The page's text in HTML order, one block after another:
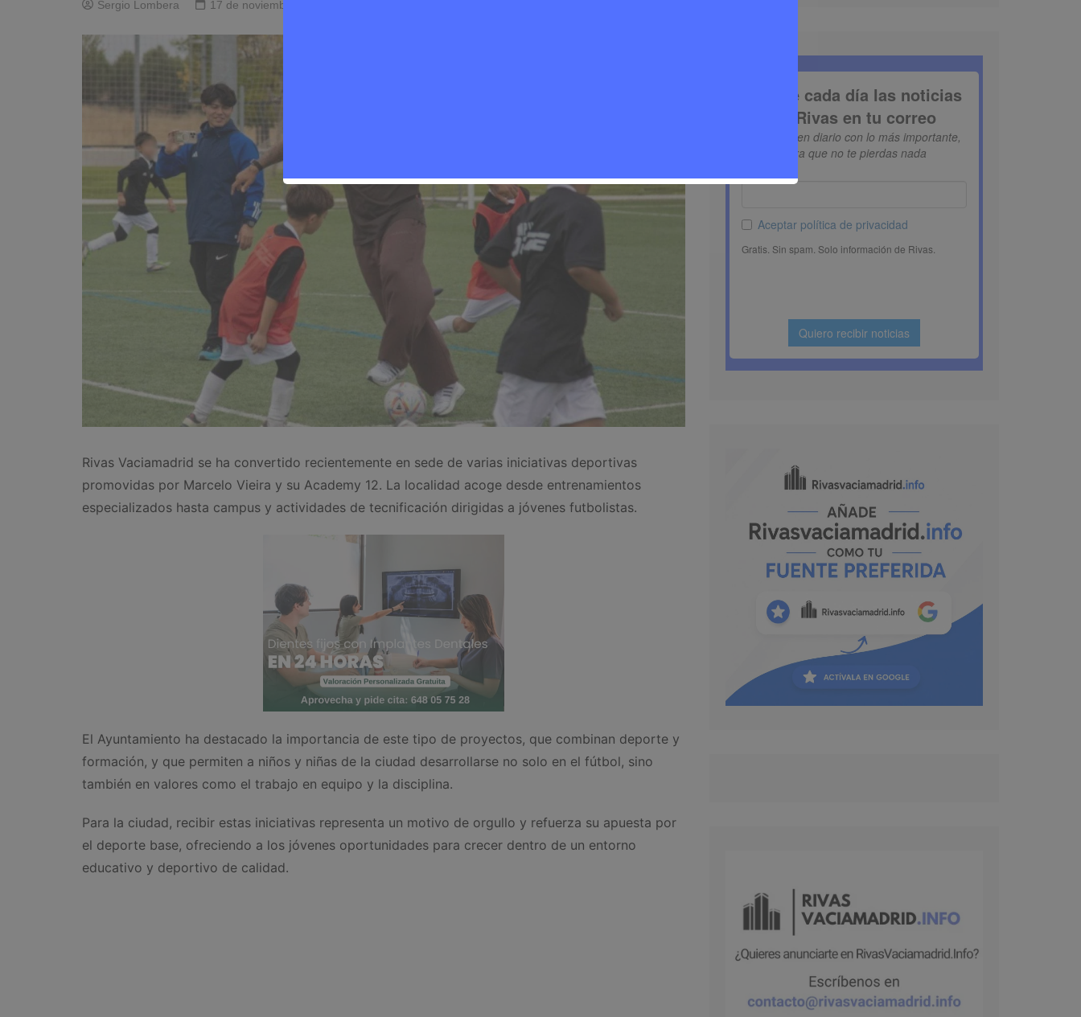
Sergio Lombera 17 de noviembre de 2025
Rivas Vaciamadrid se ha convertido recientemente en sede de varias iniciativas deportivas
promovidas por Marcelo Vieira y su Academy 12. La localidad acoge desde entrenamientos
especializados hasta campus y actividades de tecnificación dirigidas a jóvenes futbolistas.
El Ayuntamiento ha destacado la importancia de este tipo de proyectos, que combinan deporte y
formación, y que permiten a niños y niñas de la ciudad desarrollarse no solo en el fútbol, sino
también en valores como el trabajo en equipo y la disciplina.
Para la ciudad, recibir estas iniciativas representa un motivo de orgullo y refuerza su apuesta por
el deporte base, ofreciendo a los jóvenes oportunidades para crecer dentro de un entorno
educativo y deportivo de calidad.